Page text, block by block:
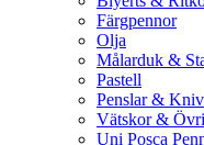
Färgpennor
Olja
Målarduk &
Pastell
Penslar &
Vätskor &
Uni Posca